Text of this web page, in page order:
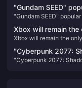
"Gundam SEED"
Destiny Spec II
"Gundam SEED"
Xbox will remain the
in the future
Xbox will remain the
"Cyberpunk 2077:
million
"Cyberpunk 2077: